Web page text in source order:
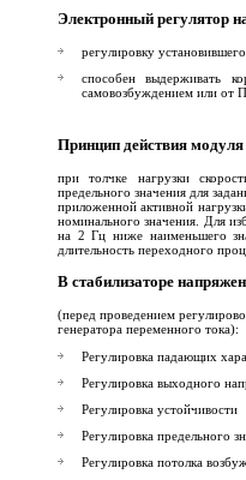
Электронный регулятор
регулировку
способен выдерживать
самовозбуждением или от
Принцип действия
при толчке нагрузки
предельного значения для
приложенной активной
номинального значения. Для
на 2 Гц ниже наименьшего
длительность переходного
В стабилизаторе
(перед проведением
генератора переменного тока):
Регулировка падающих
Регулировка выходного
Регулировка устойчивости
Регулировка предельного
Регулировка потолка